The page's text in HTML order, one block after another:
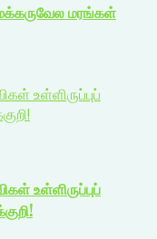
மரங்கள்
உள்ளிருப்புப்
உள்ளிருப்புப்